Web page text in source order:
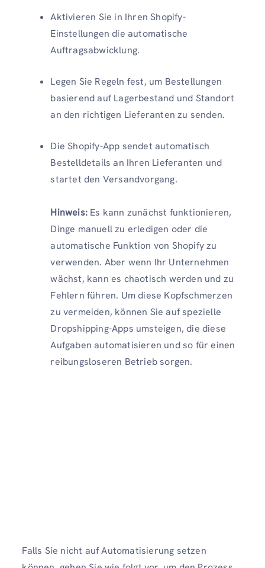
Aktivieren Sie in Ihren Shopify-
Einstellungen die automatische
Auftragsabwicklung.
Legen Sie Regeln fest, um Bestellungen
basierend auf Lagerbestand und Standort
an den richtigen Lieferanten zu senden.
Die Shopify-App sendet automatisch
Bestelldetails an Ihren Lieferanten und
startet den Versandvorgang.
Hinweis: Es kann zunächst funktionieren,
Dinge manuell zu erledigen oder die
automatische Funktion von Shopify zu
verwenden. Aber wenn Ihr Unternehmen
wächst, kann es chaotisch werden und zu
Fehlern führen. Um diese Kopfschmerzen
zu vermeiden, können Sie auf spezielle
Dropshipping-Apps umsteigen, die diese
Aufgaben automatisieren und so für einen
reibungsloseren Betrieb sorgen.
Falls Sie nicht auf Automatisierung setzen